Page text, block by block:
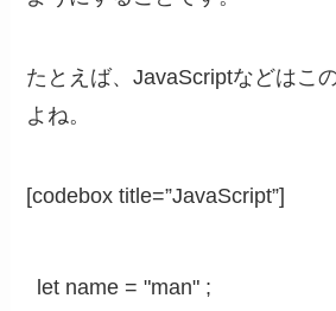
たとえば、JavaScriptなどはこ
よね。
[codebox title=”JavaScript”]
let name = "man" ;